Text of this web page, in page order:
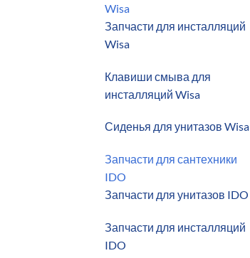
Wisa
Запчасти для инсталляций
Wisa
Клавиши смыва для
инсталляций Wisa
Сиденья для унитазов Wisa
Запчасти для сантехники
IDO
Запчасти для унитазов IDO
Запчасти для инсталляций
IDO